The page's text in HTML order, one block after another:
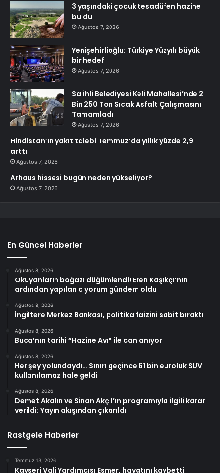
3 yaşındaki çocuk tesadüfen hazine
buldu
Ağustos 7, 2026
Yenişehirlioğlu: Türkiye Yüzyılı büyük
bir hedef
Ağustos 7, 2026
Salihli Belediyesi Keli Mahallesi’nde 2
Bin 250 Ton Sıcak Asfalt Çalışmasını
Tamamladı
Ağustos 7, 2026
Hindistan’ın yakıt talebi Temmuz’da yıllık yüzde 2,9
arttı
Ağustos 7, 2026
Arhaus hissesi bugün neden yükseliyor?
Ağustos 7, 2026
En Güncel Haberler
Ağustos 8, 2026
Okuyanların boğazı düğümlendi! Eren Kaşıkçı’nın
ardından yapılan o yorum gündem oldu
Ağustos 8, 2026
İngiltere Merkez Bankası, politika faizini sabit bıraktı
Ağustos 8, 2026
Buca’nın tarihi “Hazine Avı” ile canlanıyor
Ağustos 8, 2026
Her şey yolundaydı… Sınırı geçince 61 bin euroluk SUV
kullanılamaz hale geldi
Ağustos 8, 2026
Demet Akalın ve Sinan Akçıl’ın programıyla ilgili karar
verildi: Yayın akışından çıkarıldı
Rastgele Haberler
Temmuz 13, 2026
Kayseri Vali Yardımcısı Esmer, hayatını kaybetti